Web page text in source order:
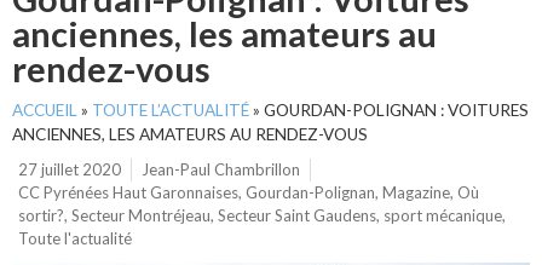
anciennes, les amateurs au
rendez-vous
ACCUEIL » TOUTE L’ACTUALITÉ» GOURDAN-POLIGNAN : VOITURES
ANCIENNES, LES AMATEURS AU RENDEZ-VOUS
27 juillet 2020
Jean-Paul Chambrillon
CC Pyrénées Haut Garonnaises, Gourdan-Polignan, Magazine, Où
sortir?, Secteur Montréjeau, Secteur Saint Gaudens, sport mécanique,
Toute l'actualité